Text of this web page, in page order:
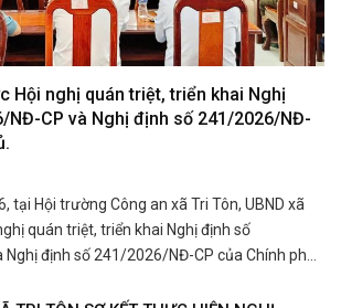
Hội nghị quán triệt, triển khai Nghị
NĐ-CP và Nghị định số 241/2026/NĐ-
tại Hội trường Công an xã Tri Tôn, UBND xã
quán triệt, triển khai Nghị định số
định số 241/2026/NĐ-CP của Chính phủ